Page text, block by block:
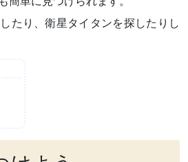
たり、衛星タイタンを探したりし